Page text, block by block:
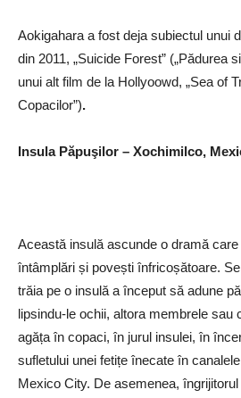
Aokigahara a fost deja subiectul unui
din 2011, „Suicide Forest” („Pădurea
unui alt film de la Hollyoowd, „Sea of
Copacilor”).
Insula Păpuşilor – Xochimilco,
Această insulă ascunde o dramă
întâmplări și povești înfricoșătoare.
trăia pe o insulă a început să adune
lipsindu-le ochii, altora membrele sau
agăța în copaci, în jurul insulei, în
sufletului unei fetițe înecate în
Mexico City. De asemenea,